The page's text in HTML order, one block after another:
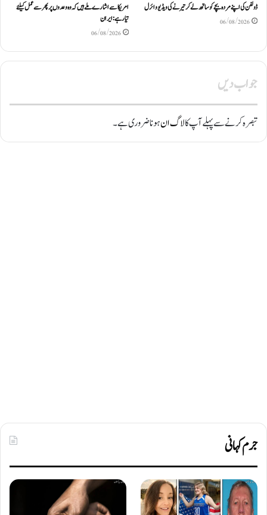
ڈولفن کی اپنے مردہ بچے کو ساتھ لے کر تیرنے کی ویڈیو وائرل
06/08/2026
امریکا سے اشارے ملے ہیں کہ وہ وعدوں پر پھر سے عمل کیلئے
تیار ہے: ایران
06/08/2026
جواب دیں
تبصرہ کرنے سے پہلے آپ کالاگ انہونا ضروری ہے۔
جرم کہانی